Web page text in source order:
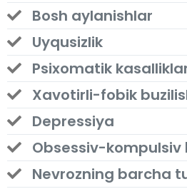
Bosh aylanishlar
Uyqusizlik
Psixomatik
Xavotirli-fobik
Depressiya
Obsessiv-kompulsiv
Nevrozning barcha